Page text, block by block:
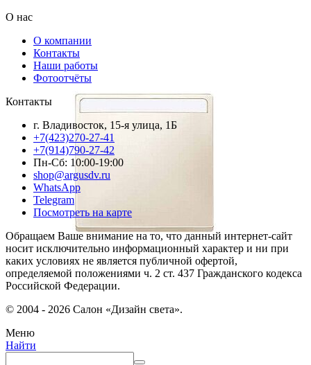
О нас
О компании
Контакты
Наши работы
Фотоотчёты
Контакты
г. Владивосток, 15-я улица, 1Б
+7(423)270-27-41
+7(914)790-27-42
Пн-Сб: 10:00-19:00
shop@argusdv.ru
WhatsApp
Telegram
Посмотреть на карте
Обращаем Ваше внимание на то, что данный интернет-сайт
носит исключительно информационный характер и ни при
каких условиях не является публичной офертой,
определяемой положениями ч. 2 ст. 437 Гражданского кодекса
Российской Федерации.
© 2004 - 2026 Салон «Дизайн света».
Меню
Найти